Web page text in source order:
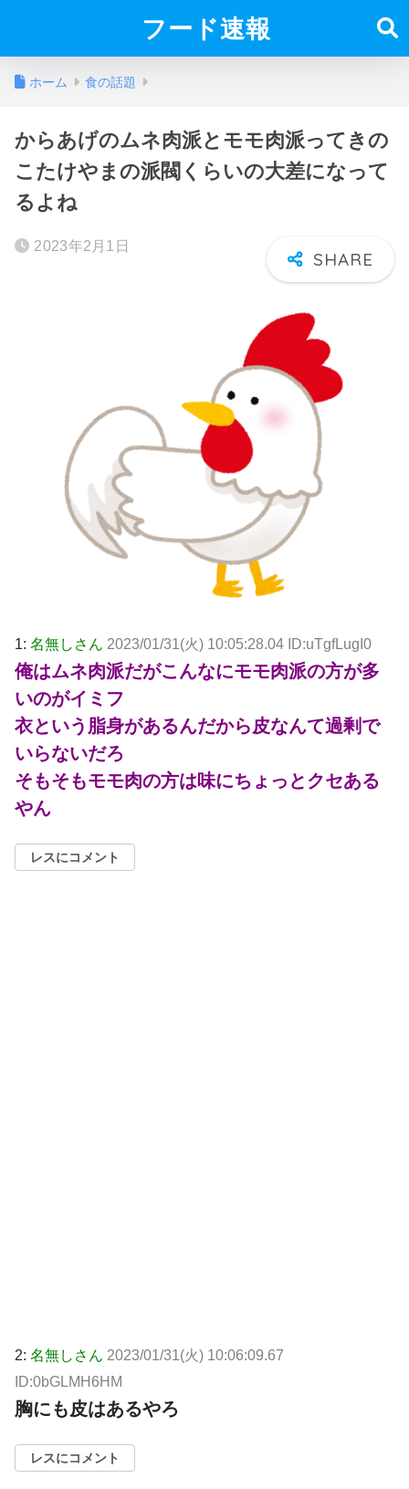
フード速報
ホーム 食の話題
からあげのムネ肉派とモモ肉派ってきの
こたけやまの派閥くらいの大差になって
るよね
2023年2月1日
1: 名無しさん 2023/01/31(火) 10:05:28.04 ID:uTgfLugI0
俺はムネ肉派だがこんなにモモ肉派の方が多
いのがイミフ
衣という脂身があるんだから皮なんて過剰で
いらないだろ
そもそもモモ肉の方は味にちょっとクセある
やん
レスにコメント
2: 名無しさん 2023/01/31(火) 10:06:09.67
ID:0bGLMH6HM
胸にも皮はあるやろ
レスにコメント